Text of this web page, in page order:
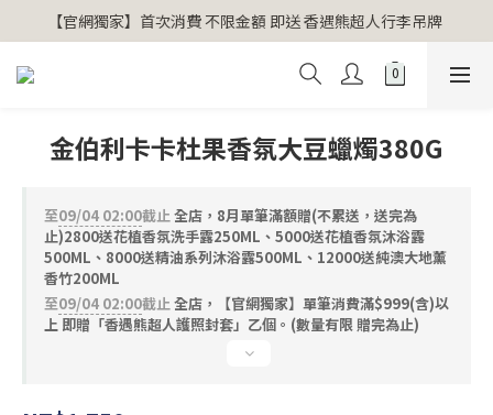
【官網獨家】首次消費 不限金額 即送 香遇熊超人行李吊牌
【官網獨家】首次消費 不限金額 即送 香遇熊超人行李吊牌
安心專用淨化包10入X3 原價960元 特價680元
【官網獨家】首次消費 不限金額 即送 香遇熊超人行李吊牌
金伯利卡卡杜果香氛大豆蠟燭380G
至09/04 02:00截止全店，8月單筆滿額贈(不累送，送完為
止)2800送花植香氛洗手露250ML、5000送花植香氛沐浴露
500ML、8000送精油系列沐浴露500ML、12000送純澳大地薰
香竹200ML
至09/04 02:00截止全店，【官網獨家】單筆消費滿$999(含)以
上 即贈「香遇熊超人護照封套」乙個。(數量有限 贈完為止)